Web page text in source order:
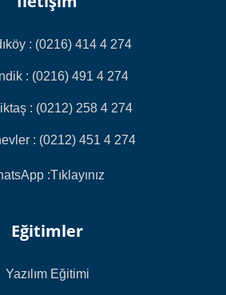
: (0216) 414 4 274
: (0216) 491 4 274
: (0212) 258 4 274
: (0212) 451 4 274
:Tıklayınız
Eğitimler
Yazılım Eğitimi